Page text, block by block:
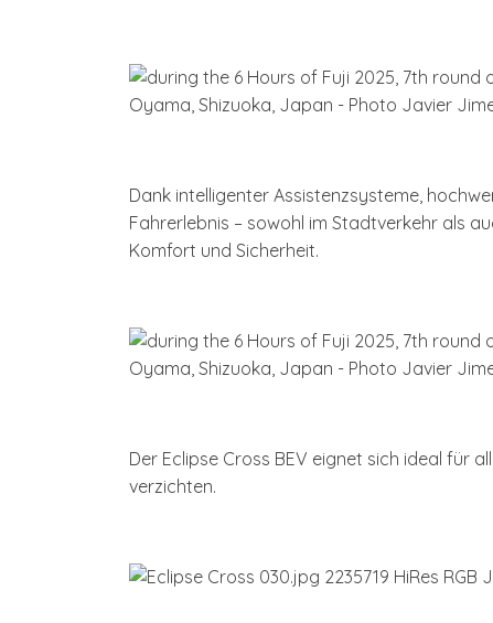
Dank intelligenter Assistenzsysteme,
Fahrerlebnis – sowohl im Stadtverkehr als
Komfort und Sicherheit.
Der Eclipse Cross BEV eignet sich ideal für
verzichten.